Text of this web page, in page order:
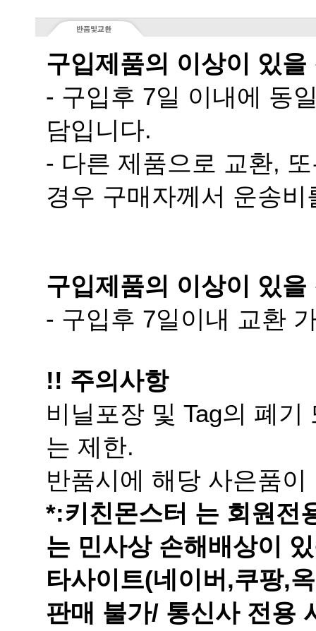
구입제품의 이상이 있을
담입니다.
경우 구매자께서 운송
구입제품의 이상이 있
- 구입후 7일이내 교환
!! 주의사항
는 제한.
반품시에 해당 사은품
는 민사상 손해배상이